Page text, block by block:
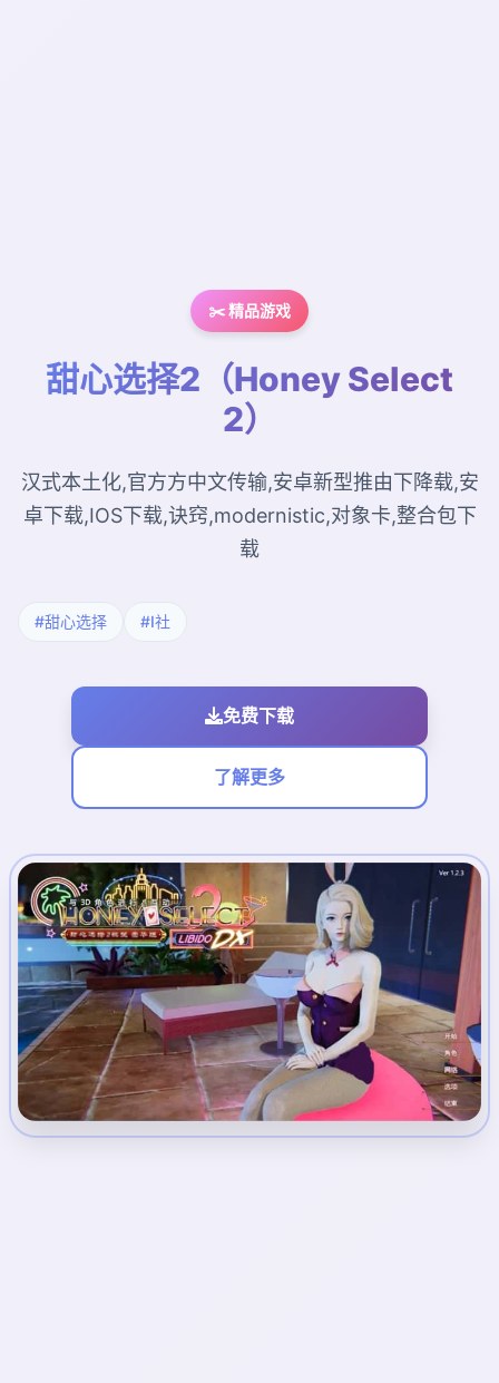
✂️ 精品游戏
甜心选择2（Honey Select
2）
汉式本土化,官方方中文传输,安卓新型推由下降载,安
卓下载,IOS下载,诀窍,modernistic,对象卡,整合包下
载
#甜心选择 #I社
免费下载
了解更多